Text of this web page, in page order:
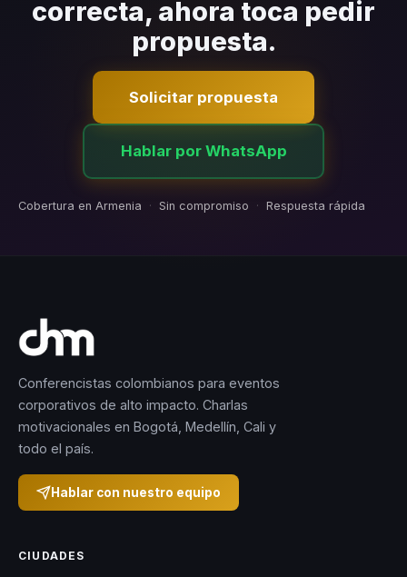
correcta, ahora toca pedir
propuesta.
Solicitar propuesta
Hablar por WhatsApp
Cobertura en Armenia · Sin compromiso · Respuesta rápida
Conferencistas colombianos para eventos
corporativos de alto impacto. Charlas
motivacionales en Bogotá, Medellín, Cali y
todo el país.
Hablar con nuestro equipo
CIUDADES